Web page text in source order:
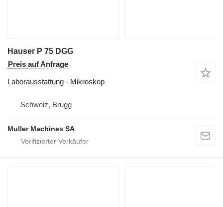
Hauser P 75 DGG
Preis auf Anfrage
Laborausstattung - Mikroskop
Schweiz, Brugg
Muller Machines SA